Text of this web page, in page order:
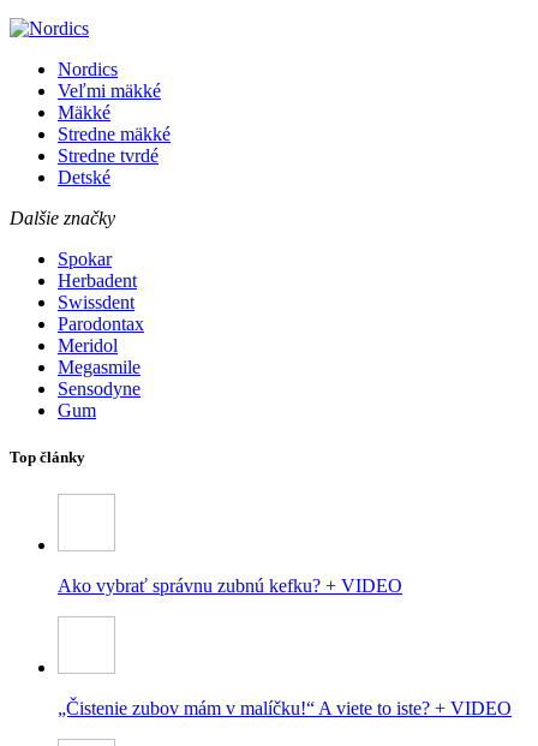
Nordics
Veľmi mäkké
Mäkké
Stredne mäkké
Stredne tvrdé
Detské
Dalšie značky
Spokar
Herbadent
Swissdent
Parodontax
Meridol
Megasmile
Sensodyne
Gum
Top články
Ako vybrať správnu zubnú kefku? + VIDEO
„Čistenie zubov mám v malíčku!“ A viete to iste? + VIDEO